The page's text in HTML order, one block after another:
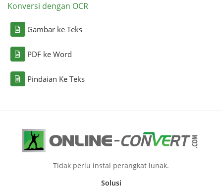
Konversi dengan OCR
Gambar ke Teks
PDF ke Word
Pindaian Ke Teks
Tidak perlu instal perangkat lunak.
Solusi